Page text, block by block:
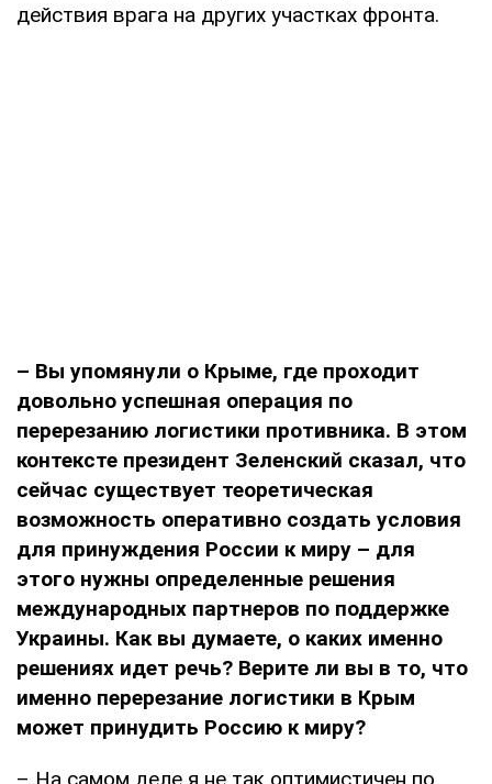
действия врага на других участках фронта.
– Вы упомянули о Крыме, где проходит
довольно успешная операция по
перерезанию логистики противника. В этом
контексте президент Зеленский сказал, что
сейчас существует теоретическая
возможность оперативно создать условия
для принуждения России к миру – для
этого нужны определенные решения
международных партнеров по поддержке
Украины. Как вы думаете, о каких именно
решениях идет речь? Верите ли вы в то, что
именно перерезание логистики в Крым
может принудить Россию к миру?